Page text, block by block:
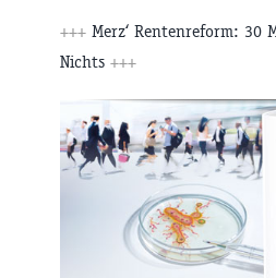
+++ Merz‘ Rentenreform: 30
Nichts +++